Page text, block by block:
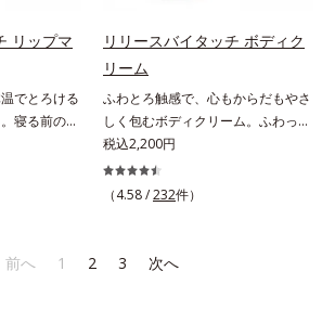
ーズにし、
キリ。さら
(*5)が肌の
ングフィル
ールして目
感のある目
上からでも
のついでに
目元がスッ
実現できなかった、“濃密なうるお
つの感触の両立に成功。ごわつく年
齢肌を柔肌に整え、未体験の肌感触
を叶えます。*1 保湿*2 年齢に応じ
たお手入れ *3 D.N.A.＝Daily New
Approach*4 HSP含有酵母エキス＝
保湿成分*5 角層内
リップマ
でとろける
寝る前のひ
。集中保湿
ムのような
温でじんわ
がない唇に
リリースバイタッチ ボディク
リーム
ふわとろ触感で、心もからだもやさ
しく包むボディクリーム。ふわっと
軽やかで、ぽよっと弾むユニーク触
感。なじませると摩擦と皮膚温でほ
どけるボディクリームです。うっと
に吸い付くようなしっとりもちもち
税込2,200円
（4.58 /232件）
前へ 1 2 3 次へ